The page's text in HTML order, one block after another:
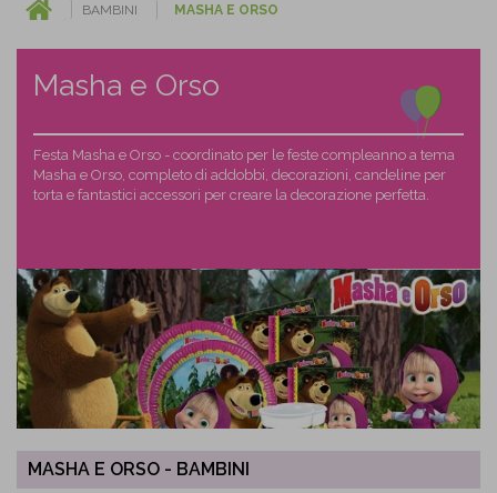
BAMBINI MASHA E ORSO
Masha e Orso
Festa Masha e Orso - coordinato per le feste compleanno a tema
Masha e Orso, completo di addobbi, decorazioni, candeline per
torta e fantastici accessori per creare la decorazione perfetta.
MASHA E ORSO - BAMBINI